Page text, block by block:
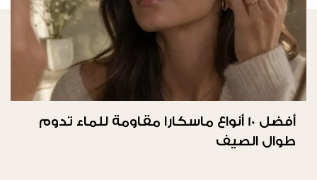
أفضل 10 أنواع ماسكارا مقاومة للماء تدوم
طوال الصيف